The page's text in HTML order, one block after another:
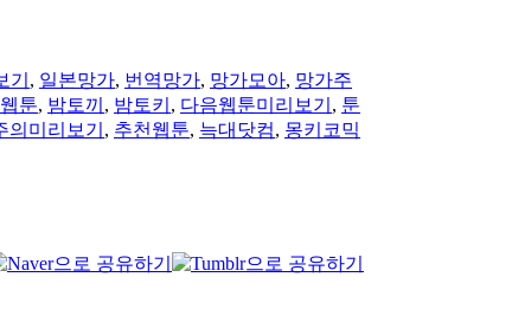
기 , 일본망가, 번역망가, 망가모아, 망가주
툰, 밤토끼 , 밤토키 , 다음웹툰미리보기 , 툰
의미리보기 , 추천웹툰, 늑대닷컴, 몽키코믹